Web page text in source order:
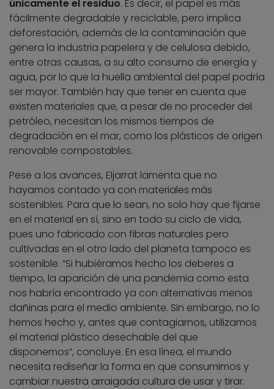
únicamente el residuo. Es decir, el papel es más
fácilmente degradable y reciclable, pero implica
deforestación, además de la contaminación que
genera la industria papelera y de celulosa debido,
entre otras causas, a su alto consumo de energía y
agua, por lo que la huella ambiental del papel podría
ser mayor. También hay que tener en cuenta que
existen materiales que, a pesar de no proceder del
petróleo, necesitan los mismos tiempos de
degradación en el mar, como los plásticos de origen
renovable compostables.
Pese a los avances, Eljarrat lamenta que no
hayamos contado ya con materiales más
sostenibles. Para que lo sean, no solo hay que fijarse
en el material en sí, sino en todo su ciclo de vida,
pues uno fabricado con fibras naturales pero
cultivadas en el otro lado del planeta tampoco es
sostenible. “Si hubiéramos hecho los deberes a
tiempo, la aparición de una pandemia como esta
nos habría encontrado ya con alternativas menos
dañinas para el medio ambiente. Sin embargo, no lo
hemos hecho y, antes que contagiarnos, utilizamos
el material plástico desechable del que
disponemos”, concluye. En esa línea, el mundo
necesita rediseñar la forma en que consumimos y
cambiar nuestra arraigada cultura de usar y tirar.